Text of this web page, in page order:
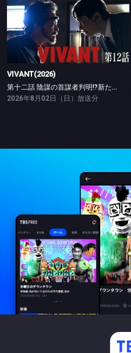
VIVANT(2026)
VIVANT(2026)
第十二話 陰謀の首謀者判明!?新たな仲間との対峙
2026年8月02日（日）放送分